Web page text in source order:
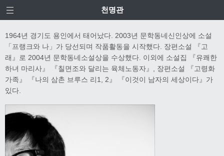
천명관
1964년 경기도 용인에서 태어났다. 2003년 문학동네신인상에 소설
「프랭크와 나」가 당선되며 작품활동을 시작했다. 장편소설 『고
래』로 2004년 문학동네소설상을 수상했다. 이외에 소설집 『유쾌한
하녀 마리사』 『칠면조와 달리는 육체노동자』, 장편소설 『고령화
가족』 『나의 삼촌 브루스 리1, 2』 『이것이 남자의 세상이다』가
있다.